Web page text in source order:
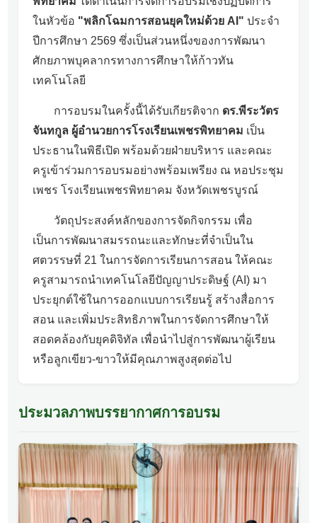
ในหัวข้อ "พลิกโฉมการสอนยุคใหม่ด้วย AI" ประจำ
ปีการศึกษา 2569 ซึ่งเป็นส่วนหนึ่งของการพัฒนา
ศักยภาพบุคลากรทางการศึกษาให้ก้าวทัน
เทคโนโลยี
การอบรมในครั้งนี้ได้รับเกียรติจาก ดร.พีระวัตร
จันทกูล ผู้อำนวยการโรงเรียนเพชรพิทยาคม เป็น
ประธานในพิธีเปิด พร้อมด้วยฝ่ายบริหาร และคณะ
ครูเข้าร่วมการอบรมอย่างพร้อมเพรียง ณ หอประชุม
เพชร โรงเรียนเพชรพิทยาคม จังหวัดเพชรบูรณ์
วัตถุประสงค์หลักของการจัดกิจกรรม เพื่อ
เป็นการพัฒนาสมรรถนะและทักษะที่จำเป็นใน
ศตวรรษที่ 21 ในการจัดการเรียนการสอน ให้คณะ
ครูสามารถนำเทคโนโลยีปัญญาประดิษฐ์ (AI) มา
ประยุกต์ใช้ในการออกแบบการเรียนรู้ สร้างสื่อการ
สอน และเพิ่มประสิทธิภาพในการจัดการศึกษาให้
สอดคล้องกับยุคดิจิทัล เพื่อนำไปสู่การพัฒนาผู้เรียน
หรือลูกเขียว-ขาวให้มีคุณภาพสูงสุดต่อไป
ประมวลภาพบรรยากาศการอบรม